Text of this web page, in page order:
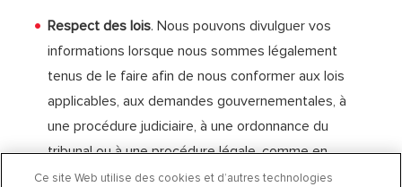
Respect des lois. Nous pouvons divulguer vos
informations lorsque nous sommes légalement
tenus de le faire afin de nous conformer aux lois
applicables, aux demandes gouvernementales, à
une procédure judiciaire, à une ordonnance du
tribunal ou à une procédure légale, comme en
réponse à une ordonnance du tribunal ou à une
Ce site Web utilise des cookies et d’autres technologies